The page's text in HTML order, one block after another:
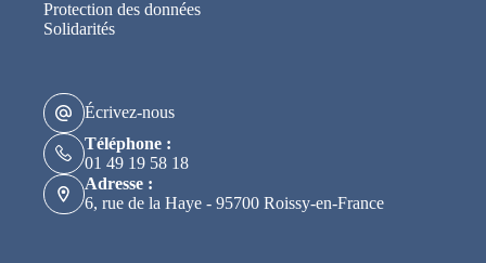
Protection des données
Solidarités
Écrivez-nous
Téléphone :
01 49 19 58 18
Adresse :
6, rue de la Haye - 95700 Roissy-en-France